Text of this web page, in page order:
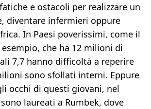
e ostacoli per realizzare un
diventare infermieri oppure
In Paesi poverissimi, come il
esempio, che ha 12 milioni di
7,7 hanno difficoltà a reperire
sono sfollati interni. Eppure
occhi di questi giovani, nel
laureati a Rumbek, dove